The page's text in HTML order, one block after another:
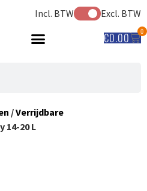
Incl. BTW Excl. BTW
€0.00 0
/Verrijdbare
14-20 L